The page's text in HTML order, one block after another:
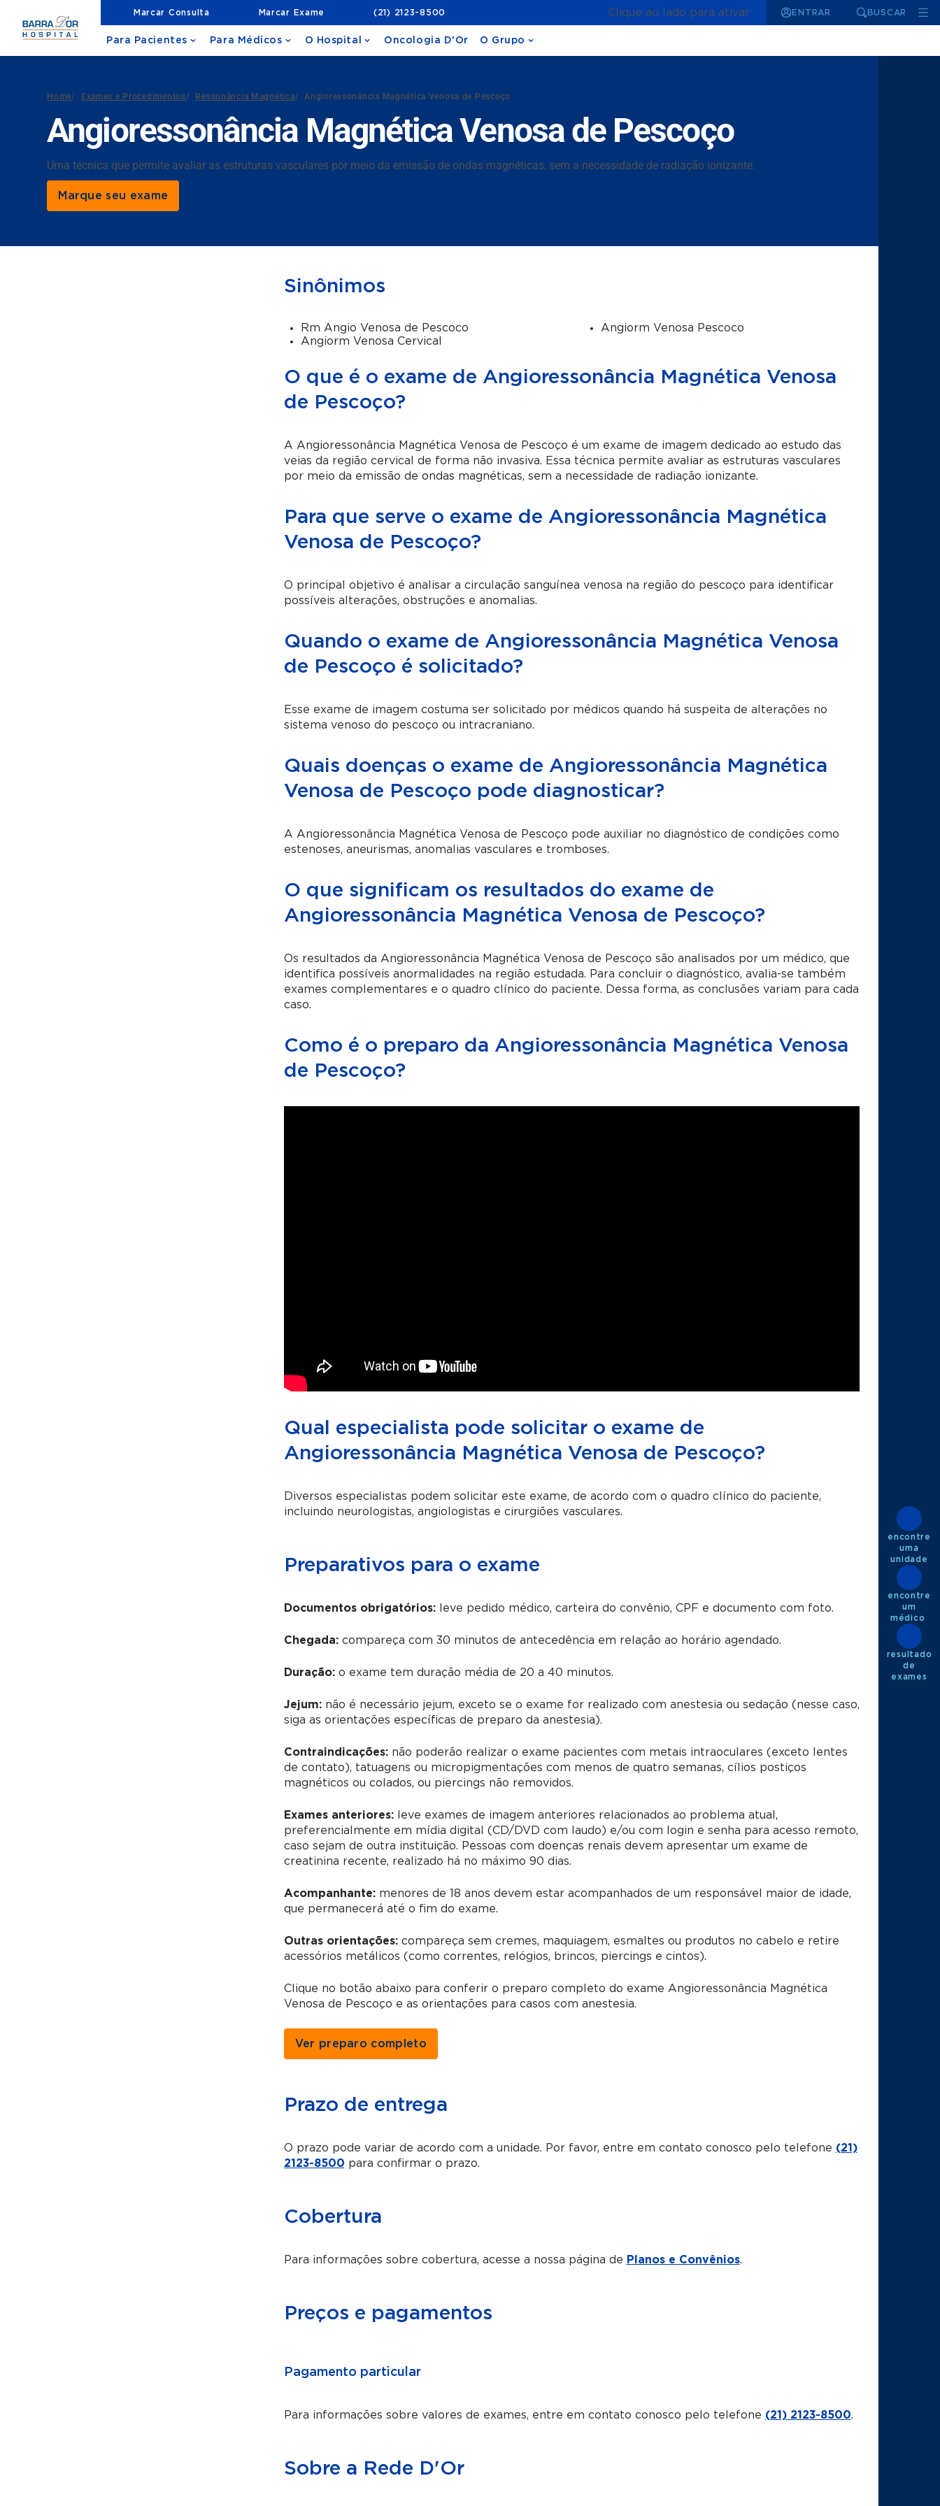
Marcar Consulta Marcar Exame (21) 2123-8500 Clique ao lado para ativar ENTRAR BUSCAR
Para Pacientes Para Médicos O Hospital Oncologia D'Or O Grupo
Home/ Exames e Procedimentos/ Ressonância Magnética/ Angioressonância Magnética Venosa de Pescoço
Angioressonância Magnética Venosa de Pescoço
Uma técnica que permite avaliar as estruturas vasculares por meio da emissão de ondas magnéticas, sem a necessidade de radiação ionizante.
Marque seu exame
Sinônimos
Rm Angio Venosa de Pescoco
Angiorm Venosa Cervical
Angiorm Venosa Pescoco
O que é o exame de Angioressonância Magnética Venosa
de Pescoço?
A Angioressonância Magnética Venosa de Pescoço é um exame de imagem dedicado ao estudo das
veias da região cervical de forma não invasiva. Essa técnica permite avaliar as estruturas vasculares
por meio da emissão de ondas magnéticas, sem a necessidade de radiação ionizante.
Para que serve o exame de Angioressonância Magnética
Venosa de Pescoço?
O principal objetivo é analisar a circulação sanguínea venosa na região do pescoço para identificar
possíveis alterações, obstruções e anomalias.
Quando o exame de Angioressonância Magnética Venosa
de Pescoço é solicitado?
Esse exame de imagem costuma ser solicitado por médicos quando há suspeita de alterações no
sistema venoso do pescoço ou intracraniano.
Quais doenças o exame de Angioressonância Magnética
Venosa de Pescoço pode diagnosticar?
A Angioressonância Magnética Venosa de Pescoço pode auxiliar no diagnóstico de condições como
estenoses, aneurismas, anomalias vasculares e tromboses.
O que significam os resultados do exame de
Angioressonância Magnética Venosa de Pescoço?
Os resultados da Angioressonância Magnética Venosa de Pescoço são analisados por um médico, que
identifica possíveis anormalidades na região estudada. Para concluir o diagnóstico, avalia-se também
exames complementares e o quadro clínico do paciente. Dessa forma, as conclusões variam para cada
caso.
Como é o preparo da Angioressonância Magnética Venosa
de Pescoço?
Qual especialista pode solicitar o exame de
Angioressonância Magnética Venosa de Pescoço?
Diversos especialistas podem solicitar este exame, de acordo com o quadro clínico do paciente,
incluindo neurologistas, angiologistas e cirurgiões vasculares.
Preparativos para o exame
Documentos obrigatórios:leve pedido médico, carteira do convênio, CPF e documento com foto.
Chegada:compareça com 30 minutos de antecedência em relação ao horário agendado.
Duração: o exame tem duração média de 20 a 40 minutos.
Jejum:não é necessário jejum, exceto se o exame for realizado com anestesia ou sedação (nesse caso,
siga as orientações específicas de preparo da anestesia).
Contraindicações: não poderão realizar o exame pacientes com metais intraoculares (exceto lentes
de contato), tatuagens ou micropigmentações com menos de quatro semanas, cílios postiços
magnéticos ou colados, ou piercings não removidos.
Exames anteriores:
leve exames de imagem anteriores relacionados ao problema atual,
preferencialmente em mídia digital (CD/DVD com laudo) e/ou com login e senha para acesso remoto,
caso sejam de outra instituição. Pessoas com doenças renais devem apresentar um exame de
creatinina recente, realizado há no máximo 90 dias.
Acompanhante:menores de 18 anos devem estar acompanhados de um responsável maior de idade,
que permanecerá até o fim do exame.
Outras orientações:compareça sem cremes, maquiagem, esmaltes ou produtos no cabelo e retire
acessórios metálicos (como correntes, relógios, brincos, piercings e cintos).
Clique no botão abaixo para conferir o preparo completo do exame Angioressonância Magnética
Venosa de Pescoço e as orientações para casos com anestesia.
Ver preparo completo
Prazo de entrega
O prazo pode variar de acordo com a unidade. Por favor, entre em contato conosco pelo telefone (21)
2123-8500 para confirmar o prazo.
Cobertura
Para informações sobre cobertura, acesse a nossa página de Planos e Convênios.
Preços e pagamentos
Pagamento particular
Para informações sobre valores de exames, entre em contato conosco pelo telefone (21) 2123-8500.
Sobre a Rede D'Or
encontre
uma
unidade
encontre
um
médico ​
resultado
de
exames​